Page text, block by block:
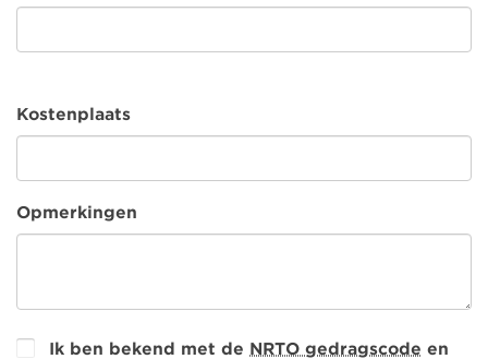
Kostenplaats
Opmerkingen
Ik ben bekend met de NRTO gedragscode en